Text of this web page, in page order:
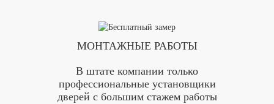
МОНТАЖНЫЕ РАБОТЫ
В штате компании только
профессиональные установщики
дверей с большим стажем работы